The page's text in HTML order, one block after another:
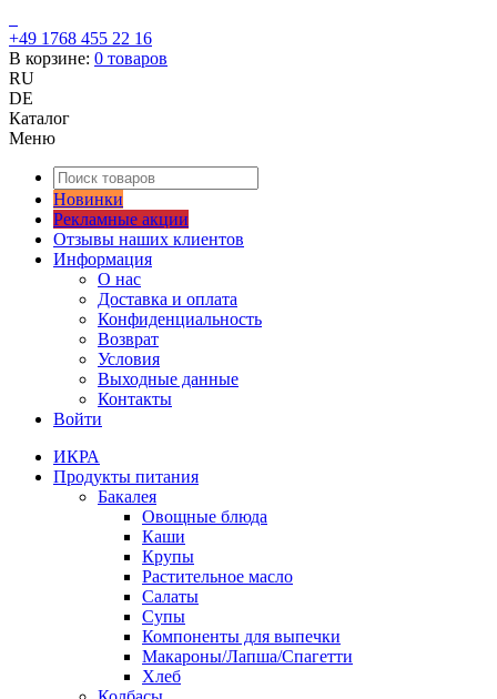
+49 1768 455 22 16
В корзине: 0 товаров
RU
DE
Каталог
Меню
Новинки
Рекламные акции
Отзывы наших клиентов
Информация
О нас
Доставка и оплата
Конфиденциальность
Возврат
Условия
Выходные данные
Контакты
Войти
ИКРА
Продукты питания
Бакалея
Овощные блюда
Каши
Крупы
Растительное масло
Салаты
Супы
Компоненты для выпечки
Макароны/Лапша/Спагетти
Хлеб